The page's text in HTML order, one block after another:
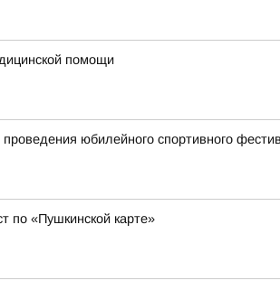
помощи
юбилейного спортивного
по «Пушкинской карте»